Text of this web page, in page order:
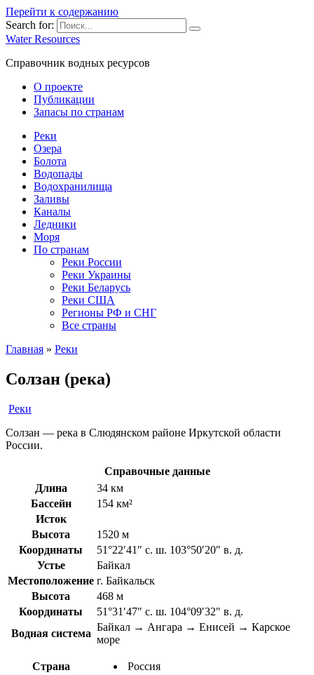
Перейти к содержанию
Search for:
Water Resources
Справочник водных ресурсов
О проекте
Публикации
Запасы по странам
Реки
Озера
Болота
Водопады
Водохранилища
Заливы
Каналы
Ледники
Моря
По странам
Реки России
Реки Украины
Реки Беларусь
Реки США
Регионы РФ и СНГ
Все страны
Главная » Реки
Солзан (река)
Реки
Солзан — река в Слюдянском районе Иркутской области
России.
Справочные данные
Длина
34 км
Бассейн
154 км²
Исток
Высота
1520 м
Координаты
51°22′41″ с. ш. 103°50′20″ в. д.
Устье
Байкал
Местоположение г. Байкальск
Высота
468 м
Координаты
51°31′47″ с. ш. 104°09′32″ в. д.
Водная система
Байкал → Ангара → Енисей → Карское
море
Страна Россия